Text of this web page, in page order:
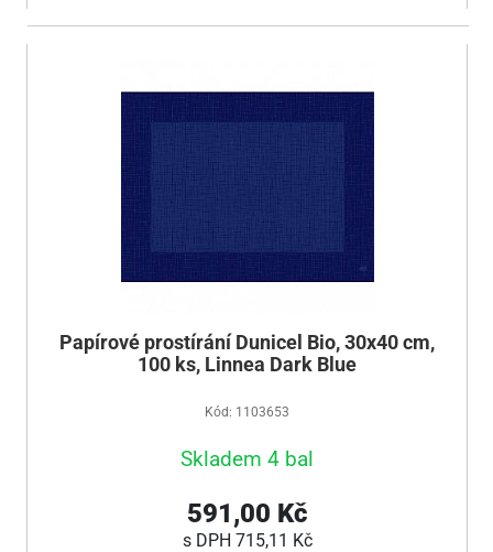
Papírové prostírání Dunicel Bio, 30x40 cm,
100 ks, Linnea Dark Blue
Kód: 1103653
Skladem 4 bal
591,00 Kč
s DPH 715,11 Kč